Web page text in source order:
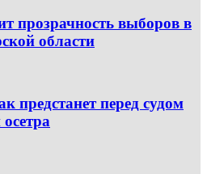
прозрачность выборов в
области
предстанет перед судом